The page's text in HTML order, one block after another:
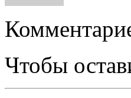
Чтобы